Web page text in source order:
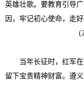
英雄壮歌。要教育引导
因，牢记初心使命，走好
当年长征时，红军在
留下宝贵精神财富。遵